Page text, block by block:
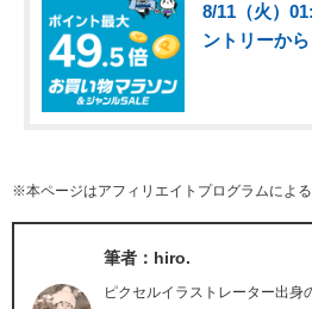
8/11（火）
ントリーから
※本ページはアフィリエイトプログラムによ
筆者：hiro.
ピクセルイラストレーター出身